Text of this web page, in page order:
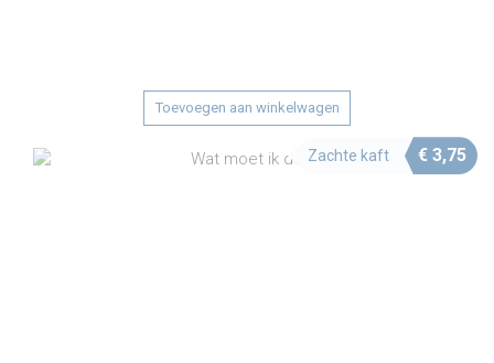
Toevoegen aan winkelwagen
Zachte kaft € 3,75